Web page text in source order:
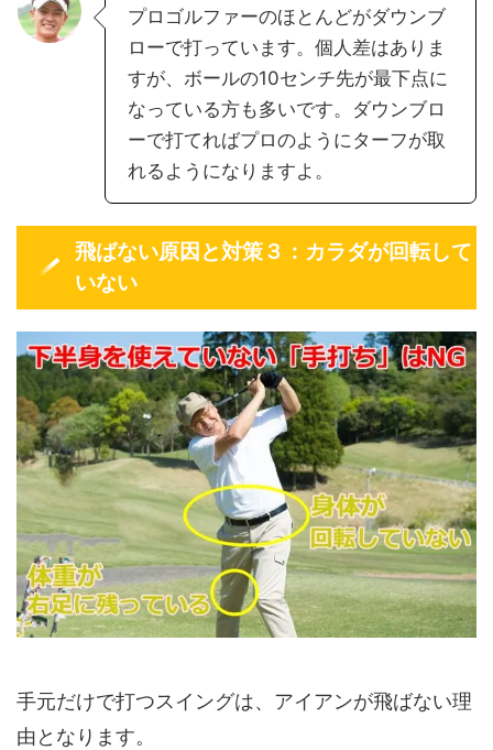
プロゴルファーのほとんどがダウンブ
ローで打っています。個人差はありま
すが、ボールの10センチ先が最下点に
なっている方も多いです。ダウンブロ
ーで打てればプロのようにターフが取
れるようになりますよ。
飛ばない原因と対策３：カラダが回転して
いない
手元だけで打つスイングは、アイアンが飛ばない理
由となります。